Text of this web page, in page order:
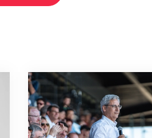
de Swiss Olympic
Fabio Corti candidat